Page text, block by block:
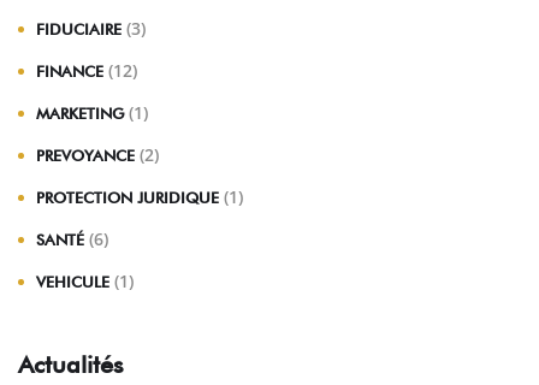
FIDUCIAIRE (3)
FINANCE (12)
MARKETING (1)
PREVOYANCE (2)
PROTECTION JURIDIQUE (1)
SANTÉ (6)
VEHICULE (1)
Actualités